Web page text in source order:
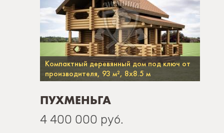
Компактный деревянный дом под ключ от
производителя, 93 м², 8х8.5 м
ПУХМЕНЬГА
4 400 000 руб.